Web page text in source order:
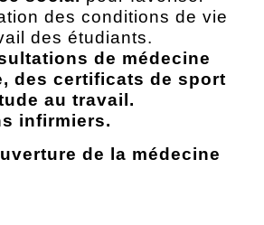
des conditions de vie
des étudiants.
de médecine
des certificats de sport
au travail.
infirmiers.
de la médecine